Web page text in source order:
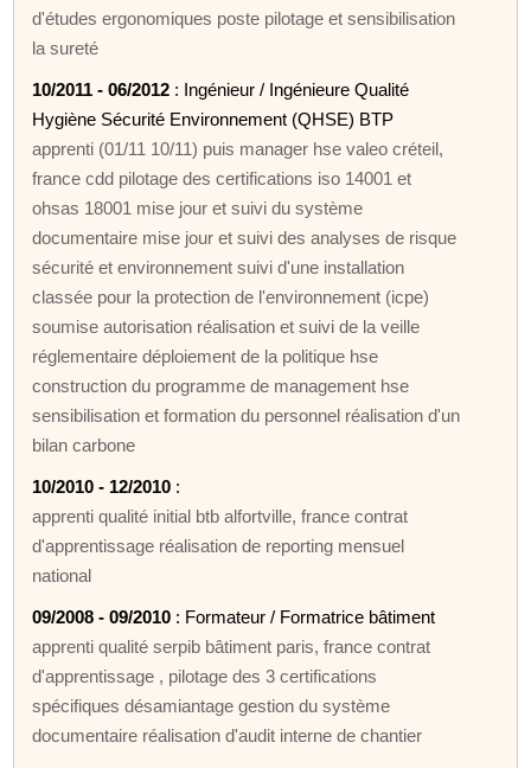
d'études ergonomiques poste pilotage et sensibilisation
la sureté
10/2011 - 06/2012 : Ingénieur / Ingénieure Qualité
Hygiène Sécurité Environnement (QHSE) BTP
apprenti (01/11 10/11) puis manager hse valeo créteil,
france cdd pilotage des certifications iso 14001 et
ohsas 18001 mise jour et suivi du système
documentaire mise jour et suivi des analyses de risque
sécurité et environnement suivi d'une installation
classée pour la protection de l'environnement (icpe)
soumise autorisation réalisation et suivi de la veille
réglementaire déploiement de la politique hse
construction du programme de management hse
sensibilisation et formation du personnel réalisation d'un
bilan carbone
10/2010 - 12/2010 :
apprenti qualité initial btb alfortville, france contrat
d'apprentissage réalisation de reporting mensuel
national
09/2008 - 09/2010 : Formateur / Formatrice bâtiment
apprenti qualité serpib bâtiment paris, france contrat
d'apprentissage , pilotage des 3 certifications
spécifiques désamiantage gestion du système
documentaire réalisation d'audit interne de chantier